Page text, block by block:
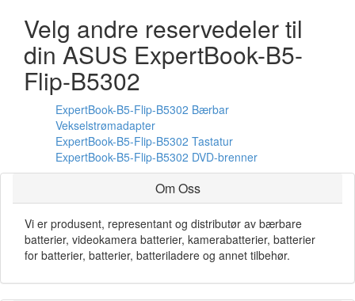
Velg andre reservedeler til
din ASUS ExpertBook-B5-
Flip-B5302
ExpertBook-B5-Flip-B5302 Bærbar
Vekselstrømadapter
ExpertBook-B5-Flip-B5302 Tastatur
ExpertBook-B5-Flip-B5302 DVD-brenner
Om Oss
Vi er produsent, representant og distributør av bærbare
batterier, videokamera batterier, kamerabatterier, batterier
for batterier, batterier, batteriladere og annet tilbehør.